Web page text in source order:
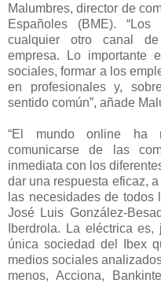
Malumbres, director de
Españoles (BME).
cualquier otro canal
empresa. Lo importante
sociales, formar a los
en profesionales y,
sentido común”, añade
“El mundo online ha
comunicarse de las
inmediata con los
dar una respuesta eficaz,
las necesidades de todos
José Luis González-
Iberdrola. La eléctrica
única sociedad del Ibex
medios sociales
menos, Acciona,